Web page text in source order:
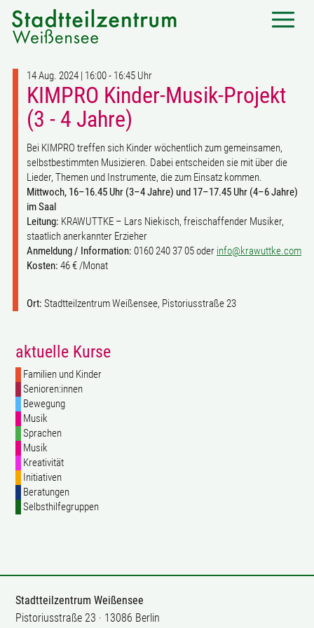
14 Aug. 2024 | 16:00 - 16:45 Uhr
KIMPRO Kinder-Musik-Projekt
(3 - 4 Jahre)
Bei KIMPRO treffen sich Kinder wöchentlich zum gemeinsamen,
selbstbestimmten Musizieren. Dabei entscheiden sie mit über die
Lieder, Themen und Instrumente, die zum Einsatz kommen.
Mittwoch, 16–16.45 Uhr (3–4 Jahre) und 17–17.45 Uhr (4–6 Jahre)
im Saal
Leitung: KRAWUTTKE – Lars Niekisch, freischaffender Musiker,
staatlich anerkannter Erzieher
Anmeldung / Information: 0160 240 37 05 oder info@krawuttke.com
Kosten: 46 € /Monat
Ort: Stadtteilzentrum Weißensee, Pistoriusstraße 23
aktuelle Kurse
Familien und Kinder
Senioren:innen
Bewegung
Musik
Sprachen
Musik
Kreativität
Initiativen
Beratungen
Selbsthilfegruppen
Stadtteilzentrum Weißensee
Pistoriusstraße 23 · 13086 Berlin